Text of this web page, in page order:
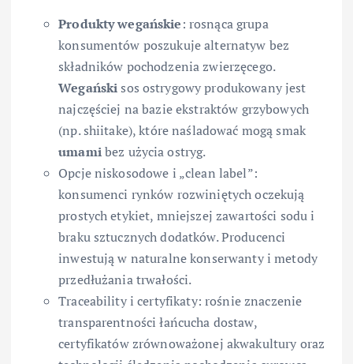
Produkty wegańskie: rosnąca grupa
konsumentów poszukuje alternatyw bez
składników pochodzenia zwierzęcego.
Wegańskisos ostrygowy produkowany jest
najczęściej na bazie ekstraktów grzybowych
(np. shiitake), które naśladować mogą smak
umamibez użycia ostryg.
Opcje niskosodowe i „clean label”:
konsumenci rynków rozwiniętych oczekują
prostych etykiet, mniejszej zawartości sodu i
braku sztucznych dodatków. Producenci
inwestują w naturalne konserwanty i metody
przedłużania trwałości.
Traceability i certyfikaty: rośnie znaczenie
transparentności łańcucha dostaw,
certyfikatów zrównoważonej akwakultury oraz